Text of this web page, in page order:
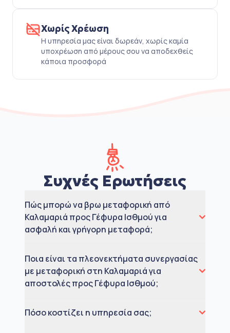
Χωρίς Χρέωση
Η υπηρεσία μας είναι δωρεάν, χωρίς καμία
υποχρέωση από μέρους σου να αποδεχθείς
κάποια προσφορά
Συχνές Ερωτήσεις
Πώς μπορώ να βρω μεταφορική από
Καλαμαριά προς Γέφυρα Ισθμού για
ασφαλή και γρήγορη μεταφορά;
Ποια είναι τα πλεονεκτήματα συνεργασίας
με μεταφορική στη Καλαμαριά για
αποστολές προς Γέφυρα Ισθμού;
Πόσο κοστίζει η υπηρεσία σας;